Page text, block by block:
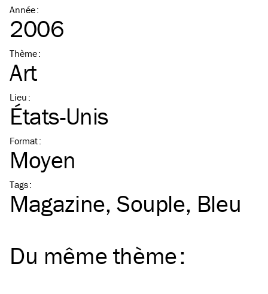
Année:
2006
Thème:
Art
Lieu :
États-Unis
Format:
Moyen
Tags:
Magazine Souple Bleu
Du même thème: